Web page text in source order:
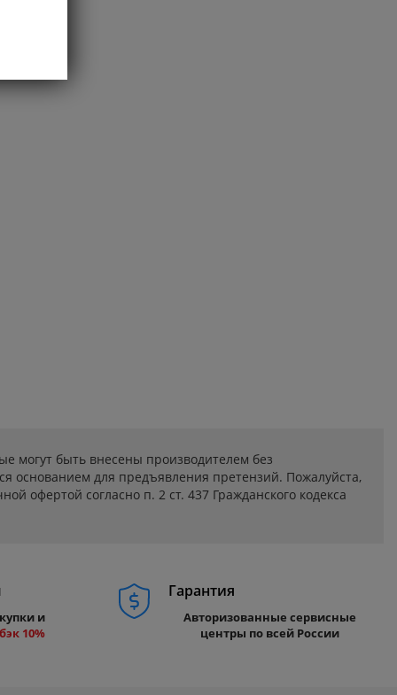
могут быть внесены производителем без
основанием для предъявления претензий. Пожалуйста,
офертой согласно п. 2 ст. 437 Гражданского кодекса
и
10%
Гарантия
Авторизованные сервисные
центры по всей России